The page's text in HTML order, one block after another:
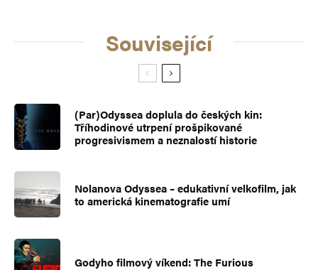
Související
(Par)Odyssea doplula do českých kin:
Tříhodinové utrpení prošpikované
progresivismem a neznalostí historie
Nolanova Odyssea – edukativní velkofilm, jak
to americká kinematografie umí
Godyho filmový víkend: The Furious